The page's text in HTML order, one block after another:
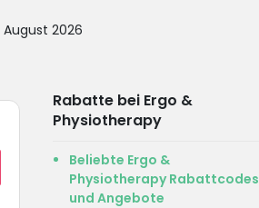
2026
Rabatte bei Ergo &
Physiotherapy
Beliebte Ergo &
Physiotherapy Rabattcodes
und Angebote